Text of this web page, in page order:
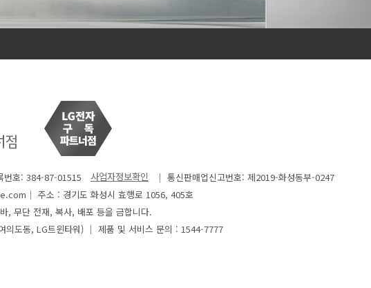
호: 384-87-01515
│ 통신판매업신고번호: 제2019-화성동부-0247
주소 : 경기도 화성시 효행로 1056, 405호
, 무단 전재, 복사, 배포 등을 금합니다.
의도동, LG트윈타워) │ 제품 및 서비스 문의 : 1544-7777